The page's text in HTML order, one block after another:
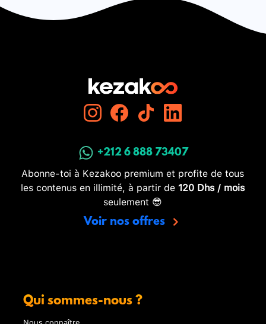
+212 6 888 73407
Abonne-toi à Kezakoo premium et profite de tous
les contenus en illimité, à partir de 120 Dhs / mois
seulement 😎
Voir nos offres
Qui sommes-nous ?